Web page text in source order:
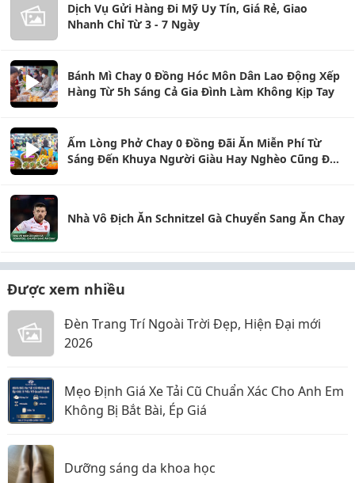
Dịch Vụ Gửi Hàng Đi Mỹ Uy Tín, Giá Rẻ, Giao
Nhanh Chỉ Từ 3 - 7 Ngày
Bánh Mì Chay 0 Đồng Hóc Môn Dân Lao Động Xếp
Hàng Từ 5h Sáng Cả Gia Đình Làm Không Kịp Tay
Ấm Lòng Phở Chay 0 Đồng Đãi Ăn Miễn Phí Từ
Sáng Đến Khuya Người Giàu Hay Nghèo Cũng Đều
Nhà Vô Địch Ăn Schnitzel Gà Chuyển Sang Ăn Chay
Được xem nhiều
Đèn Trang Trí Ngoài Trời Đẹp, Hiện Đại mới
2026
Mẹo Định Giá Xe Tải Cũ Chuẩn Xác Cho Anh Em
Không Bị Bắt Bài, Ép Giá
Dưỡng sáng da khoa học